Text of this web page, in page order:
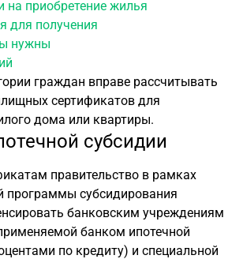
на приобретение жилья
для получения
нужны
граждан вправе рассчитывать
сертификатов для
дома или квартиры.
субсидии
правительство в рамках
программы субсидирования
банковским учреждениям
банком ипотечной
по кредиту) и специальной